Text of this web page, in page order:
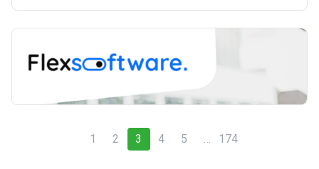
1 2 3 4 5 174